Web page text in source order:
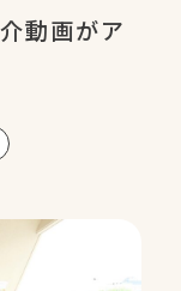
動画がア